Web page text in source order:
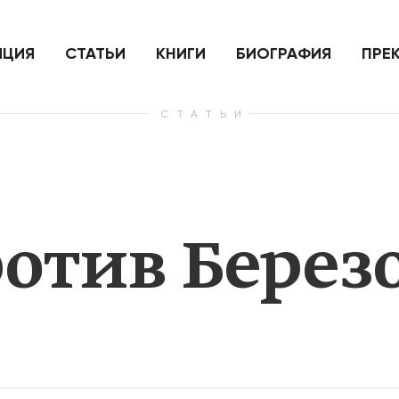
нанесенный по самим себе
СТАТЬИ КНИГИ БИОГРАФИЯ
СТАТЬИ